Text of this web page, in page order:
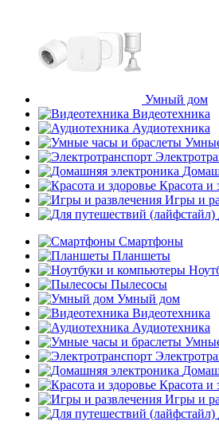
Умный дом
Видеотехника
Аудиотехника
Красота и
Игры и
Смартфоны
Планшеты
Пылесосы
Умный дом
Видеотехника
Аудиотехника
Красота и
Игры и